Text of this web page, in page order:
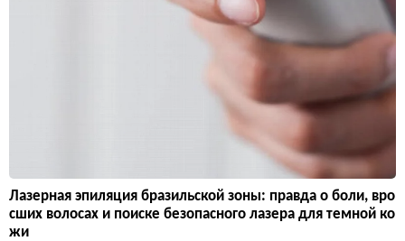
Лазерная эпиляция бразильской зоны: правда о боли, вро
сших волосах и поиске безопасного лазера для темной ко
жи